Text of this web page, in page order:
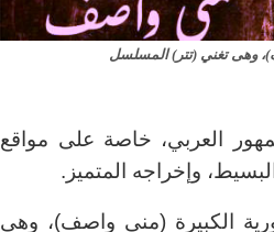
وهى تغني (تتر) المسلسل
العربي، خاصة على مواقع
وإخراجه المتميز.
الكبيرة (منى واصف)، وهى